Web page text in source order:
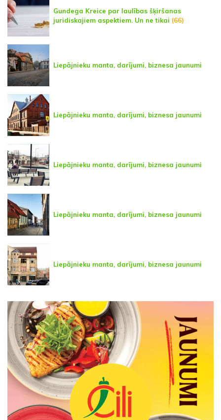
Gundega Kreice par laulības šķiršanas
juridiskajiem aspektiem. Un ne tikai (66)
Liepājnieku manta, darījumi, biznesa jaunumi
Liepājnieku manta, darījumi, biznesa jaunumi
Liepājnieku manta, darījumi, biznesa jaunumi
Liepājnieku manta, darījumi, biznesa jaunumi
Liepājnieku manta, darījumi, biznesa jaunumi